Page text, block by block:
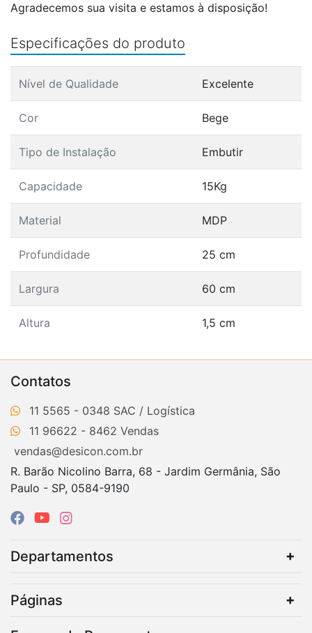
Agradecemos sua visita e estamos à disposição!
Especificações do produto
Nível de Qualidade Excelente
Cor Bege
Tipo de Instalação Embutir
Capacidade 15Kg
Material MDP
Profundidade 25 cm
Largura 60 cm
Altura 1,5 cm
Contatos
11 5565 - 0348
11 96622 - 8462
vendas@desicon.com.br
R. Barão Nicolino Barra, 68 - Jardim Germânia, São
Paulo - SP, 0584-9190
Departamentos
Páginas